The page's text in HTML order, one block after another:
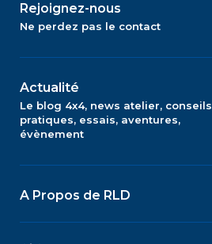
Rejoignez-nous
Ne perdez pas le contact
Actualité
Le blog 4x4, news atelier, conseils
pratiques, essais, aventures,
évènement
A Propos de RLD